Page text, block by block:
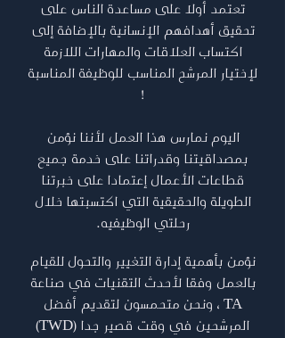
تعتمد أولا على مساعدة الناس على
تحقيق أهدافهم الإنسانية بالإضافة إلى
اكتساب العلاقات والمهارات اللازمة
لإختيار المرشح المناسب للوظيفة المناسبة
!
اليوم نمارس هذا العمل لأننا نؤمن
بمصداقيتنا وقدراتنا على خدمة جميع
قطاعات الأعمال إعتمادا على خبرتنا
الطويلة والحقيقية التي اكتسبتها خلال
رحلتي الوظيفيه.
نؤمن بأهمية إدارة التغيير والتحول للقيام
بالعمل وفقا لأحدث التقنيات في صناعة
TA ، ونحن متحمسون لتقديم أفضل
المرشحين في وقت قصير جدا (TWD)